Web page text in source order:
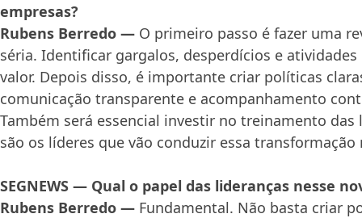
empresas?
Rubens Berredo — O primeiro passo é fazer uma
séria. Identificar gargalos, desperdícios e
valor. Depois disso, é importante criar políticas
comunicação transparente e acompanhamento
Também será essencial investir no treinamento das
são os líderes que vão conduzir essa transformação
SEGNEWS — Qual o papel das lideranças nesse
Rubens Berredo — Fundamental. Não basta criar